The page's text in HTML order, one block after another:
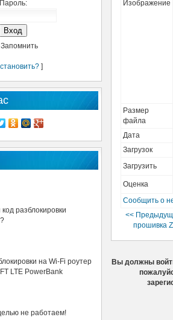
Пароль:
Запомнить
]
разблокировки
на Wi-Fi роутер
LTE PowerBank
не работаем!
Изображение
Размер
файла
Дата
Загрузок
Загрузить
Оценка
Сообщить о
<<
прошивка
Вы должны